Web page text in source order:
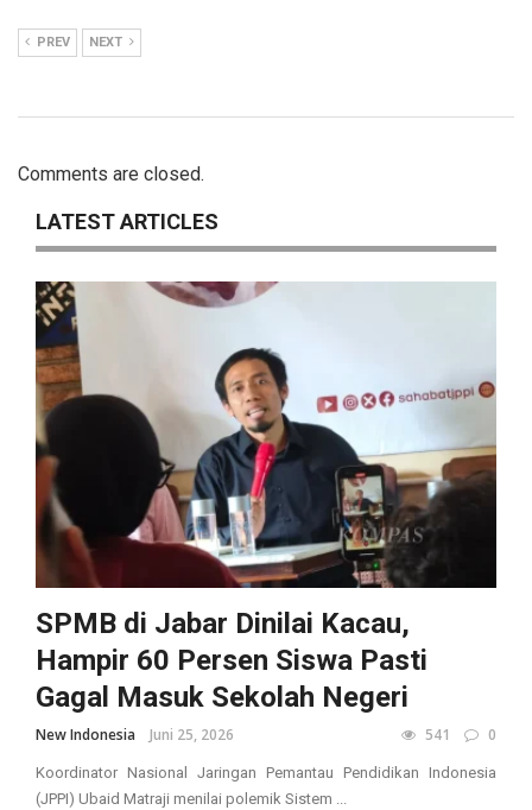
PREV NEXT
Comments are closed.
LATEST ARTICLES
SPMB di Jabar Dinilai Kacau,
Hampir 60 Persen Siswa Pasti
Gagal Masuk Sekolah Negeri
New Indonesia Juni 25, 2026 541 0
Koordinator Nasional Jaringan Pemantau Pendidikan Indonesia
(JPPI) Ubaid Matraji menilai polemik Sistem ...